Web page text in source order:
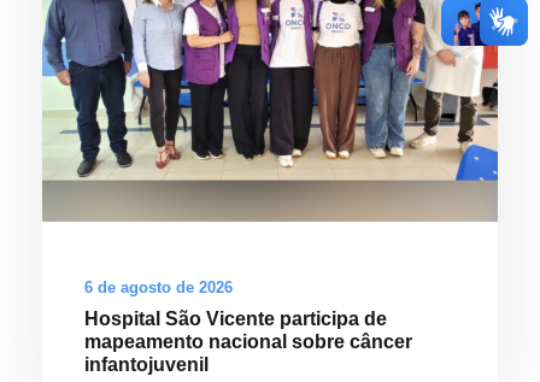
6 de agosto de 2026
Hospital São Vicente participa de
mapeamento nacional sobre câncer
infantojuvenil